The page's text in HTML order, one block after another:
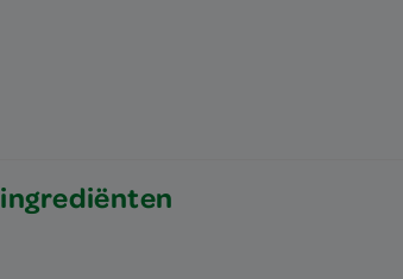
ingrediënten